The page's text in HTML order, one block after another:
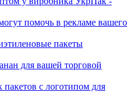
помочь в рекламе вашего
пакеты
для вашей торговой
с логотипом для